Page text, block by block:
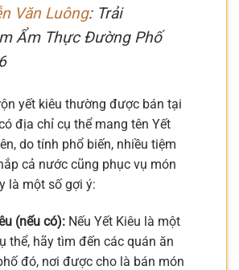
Văn Luông: Trải
Ẩm Thực Đường Phố
yết kiêu thường được bán tại
địa chỉ cụ thể mang tên Yết
do tính phổ biến, nhiều tiệm
cả nước cũng phục vụ món
là một số gợi ý:
(nếu có):Nếu Yết Kiêu là một
thể, hãy tìm đến các quán ăn
đó, nơi được cho là bán món